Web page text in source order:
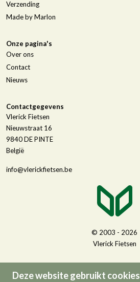
Deze website gebruikt cookies
Verzending
Made by Marlon
Onze pagina's
Over ons
Contact
Nieuws
Contactgegevens
Vlerick Fietsen
Nieuwstraat 16
9840DE PINTE
België
info@vlerickfietsen.be
© 2003 - 2026
Vlerick Fietsen